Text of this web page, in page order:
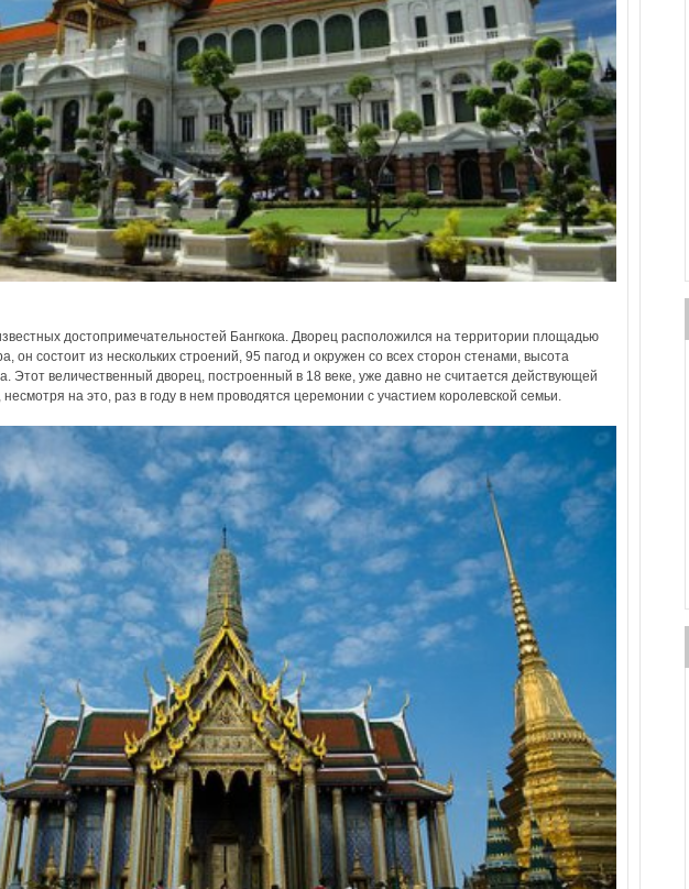
достопримечательностей Бангкока. Дворец расположился на территории площадью
он состоит из нескольких строений, 95 пагод и окружен со всех сторон стенами, высота
Этот величественный дворец, построенный в 18 веке, уже давно не считается действующей
на это, раз в году в нем проводятся церемонии с участием королевской семьи.